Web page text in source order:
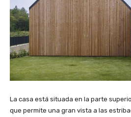
La casa está situada en la parte
que permite una gran vista a las